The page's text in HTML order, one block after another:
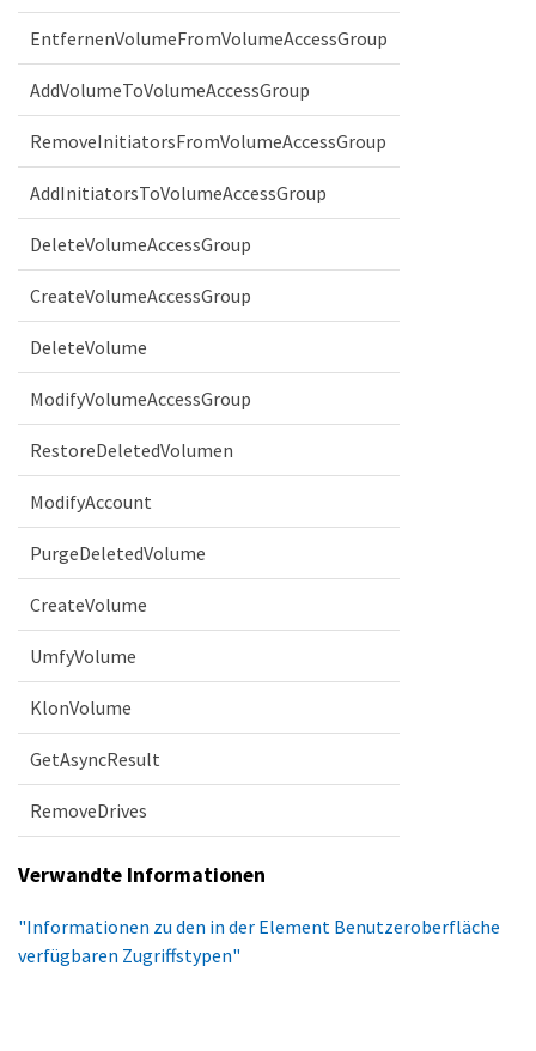
EntfernenVolumeFromVolumeAccessGroup
AddVolumeToVolumeAccessGroup
RemoveInitiatorsFromVolumeAccessGroup
AddInitiatorsToVolumeAccessGroup
DeleteVolumeAccessGroup
CreateVolumeAccessGroup
DeleteVolume
ModifyVolumeAccessGroup
RestoreDeletedVolumen
ModifyAccount
PurgeDeletedVolume
CreateVolume
UmfyVolume
KlonVolume
GetAsyncResult
RemoveDrives
Verwandte Informationen
"Informationen zu den in der Element Benutzeroberfläche
verfügbaren Zugriffstypen"